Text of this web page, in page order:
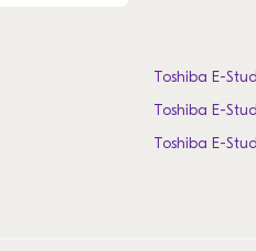
Toshiba E-
Toshiba E-
Toshiba E-